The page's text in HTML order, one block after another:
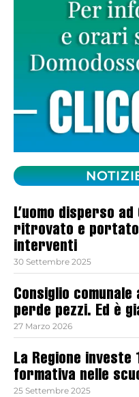
L’uomo disperso
ritrovato e
interventi
30 Settembre 2025
Consiglio
perde pezzi. Ed è
27 Marzo 2026
La Regione
formativa nelle
25 Settembre 2025